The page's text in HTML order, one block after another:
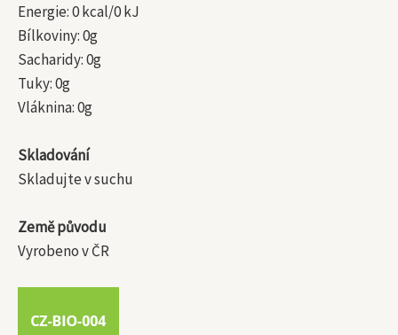
Energie: 0 kcal/0 kJ
Bílkoviny: 0g
Sacharidy: 0g
Tuky: 0g
Vláknina: 0g
Skladování
Skladujte v suchu
Země původu
Vyrobeno v ČR